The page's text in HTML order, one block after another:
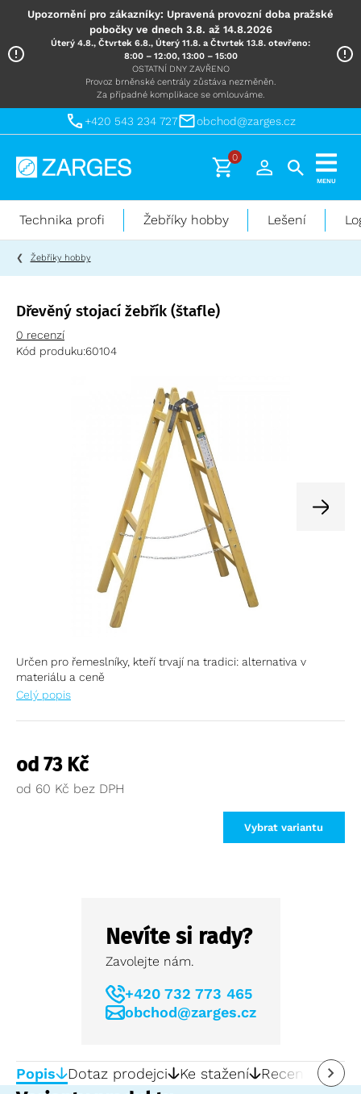
Upozornění pro zákazníky: Upravená provozní doba pražské
pobočky ve dnech 3.8. až 14.8.2026
Úterý 4.8., Čtvrtek 6.8., Úterý 11.8. a Čtvrtek 13.8. otevřeno:
8:00 – 12:00, 13:00 – 15:00
OSTATNÍ DNY ZAVŘENO
Provoz brněnské centrály zůstáva nezměněn.
Za případné komplikace se omlouváme.
+420 543 234 727 obchod@zarges.cz
Technika
práci
výškách
0
MENU
Technika profi Žebříky hobby Lešení
Žebříky hobby
Dřevěný stojací žebřík (štafle)
0 recenzí
Kód produku:60104
Určen pro řemeslníky, kteří trvají na tradici: alternativa v
materiálu a ceně
Celý popis
od 73 Kč
od 60 Kč
Vybrat variantu
Nevíte si rady?
Zavolejte nám.
+420 732 773 465
obchod@zarges.cz
Popis Dotaz prodejci Ke stažení Recenze 0